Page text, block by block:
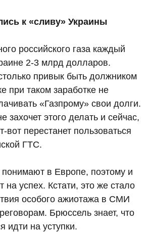
к «сливу» Украины
российского газа каждый
2-3 млрд долларов.
привык быть должником
при таком заработке не
«Газпрому» свои долги.
захочет этого делать и сейчас,
вот перестанет пользоваться
ГТС.
понимают в Европе, поэтому и
на успех. Кстати, это же стало
особого ажиотажа в СМИ
Брюссель знает, что
идти на уступки.